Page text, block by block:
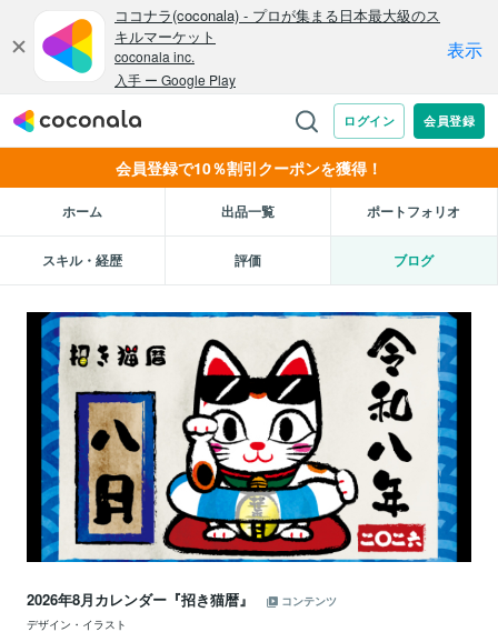
会員登録で10％割引クーポンを獲得！
ホーム 出品一覧 ポートフォリオ
スキル・経歴 評価 ブログ
2026年8月カレンダー『招き猫暦』
コンテンツ
デザイン・イラスト